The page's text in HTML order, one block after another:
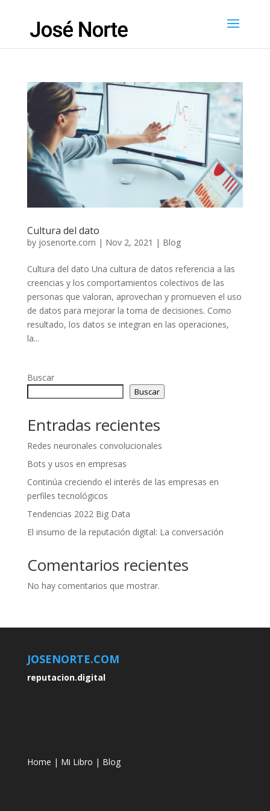
Cultura del dato
by josenorte.com | Nov 2, 2021 | Blog
Cultura del dato Una cultura de datos referencia a las
creencias y los comportamientos colectivos de las
personas que valoran, aprovechan y promueven el uso
de datos para mejorar la toma de decisiones. Como
resultado, los datos se integran en las operaciones,
la...
Buscar
Buscar
Entradas recientes
Redes neuronales convolucionales
Bots y usos en empresas
Continúa creciendo el interés de las empresas en
perfiles tecnológicos
Tendencias 2022 Big Data
El insumo de la reputación digital: La conversación
Comentarios recientes
No hay comentarios que mostrar.
JOSENORTE.COM
reputacion.digital
Home | Mi Libro | Blog